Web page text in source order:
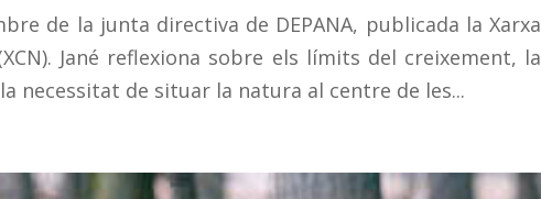
de la junta directiva de DEPANA, publicada la Xarxa
Jané reflexiona sobre els límits del creixement, la
necessitat de situar la natura al centre de les...